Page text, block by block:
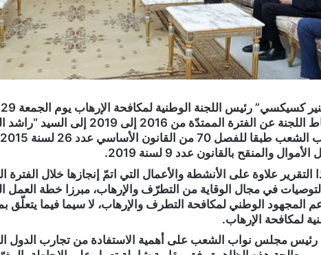
التقرير الأول لنشاط اللجنة عن الفترة الممتدّة
والمنقح بالقانون عدد 9 لسنة 2019.
علاوة على الأنشطة والأعمال التي اتمّ إنجازها خلال الفترة
في مجال الوقاية من التطرّف والإرهاب، مبرزا خطة العمل
المجهود الوطني لمكافحة التطرف والإرهاب، لا سيما فيما يتعلّق
لمكافحة الإرهاب.
رئيس مجلس نواب الشعب على أهمية الاستفادة من تجارب الدول